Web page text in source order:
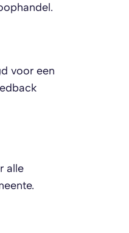
voor een
alle